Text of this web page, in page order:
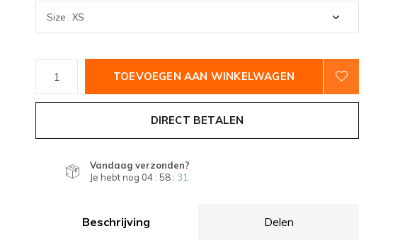
TOEVOEGEN AAN WINKELWAGEN
DIRECT BETALEN
Vandaag verzonden?
Je hebt nog 04 : 58 : 31
Beschrijving Delen